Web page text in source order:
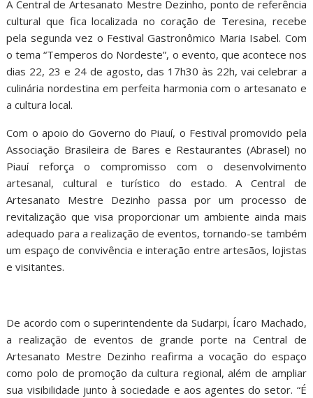
A Central de Artesanato Mestre Dezinho, ponto de referência
cultural que fica localizada no coração de Teresina, recebe
pela segunda vez o Festival Gastronômico Maria Isabel. Com
o tema “Temperos do Nordeste”, o evento, que acontece nos
dias 22, 23 e 24 de agosto, das 17h30 às 22h, vai celebrar a
culinária nordestina em perfeita harmonia com o artesanato e
a cultura local.
Com o apoio do Governo do Piauí, o Festival promovido pela
Associação Brasileira de Bares e Restaurantes (Abrasel) no
Piauí reforça o compromisso com o desenvolvimento
artesanal, cultural e turístico do estado. A Central de
Artesanato Mestre Dezinho passa por um processo de
revitalização que visa proporcionar um ambiente ainda mais
adequado para a realização de eventos, tornando-se também
um espaço de convivência e interação entre artesãos, lojistas
e visitantes.
De acordo com o superintendente da Sudarpi, Ícaro Machado,
a realização de eventos de grande porte na Central de
Artesanato Mestre Dezinho reafirma a vocação do espaço
como polo de promoção da cultura regional, além de ampliar
sua visibilidade junto à sociedade e aos agentes do setor. “É